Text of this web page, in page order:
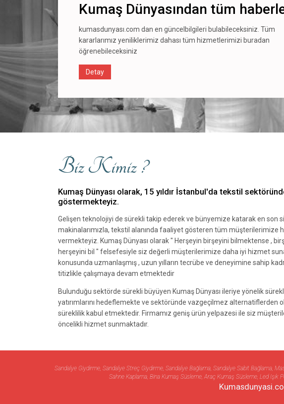
Kumaş Dünyasından tüm
kumasdunyası.com dan en güncelbilgileri bulabileceksiniz. Tüm
kararlarımız yeniliklerimiz dahası tüm hizmetlerimizi buradan
öğrenebileceksiniz
Detay
Biz Kimiz ?
Kumaş Dünyası olarak, 15 yıldır İstanbul'da tekstil
göstermekteyiz.
Gelişen teknolojiyi de sürekli takip ederek ve bünyemize katarak en son
makinalarımızla, tekstil alanında faaliyet gösteren tüm müşterilerimize
vermekteyiz. Kumaş Dünyası olarak " Herşeyin birşeyini bilmektense ,
herşeyini bil " felsefesiyle siz değerli müşterilerimize daha iyi hizmet
konusunda uzmanlaşmış , uzun yılların tecrübe ve deneyimine sahip
titizlikle çalışmaya devam etmektedir
Bulunduğu sektörde sürekli büyüyen Kumaş Dünyası ileriye yönelik
yatırımlarını hedeflemekte ve sektöründe vazgeçilmez alternatiflerden
süreklilik kabul etmektedir. Firmamız geniş ürün yelpazesi ile siz
öncelikli hizmet sunmaktadır.
Sandalye Giydirme, Sandalye Streç Giydirme, Sandalye Bağlama, Sandalye Sabit Bağlama,
Sahne Kaplama, Bina Kumaş Süsleme, Araç Kumaş Süsleme, Led